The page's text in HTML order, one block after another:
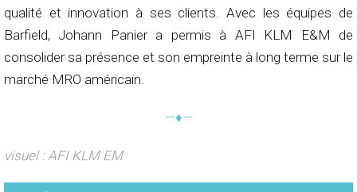
qualité et innovation à ses clients. Avec les équipes de
Barfield, Johann Panier a permis à AFI KLM E&M de
consolider sa présence et son empreinte à long terme sur le
marché MRO américain.
—♦—
visuel : AFI KLM EM